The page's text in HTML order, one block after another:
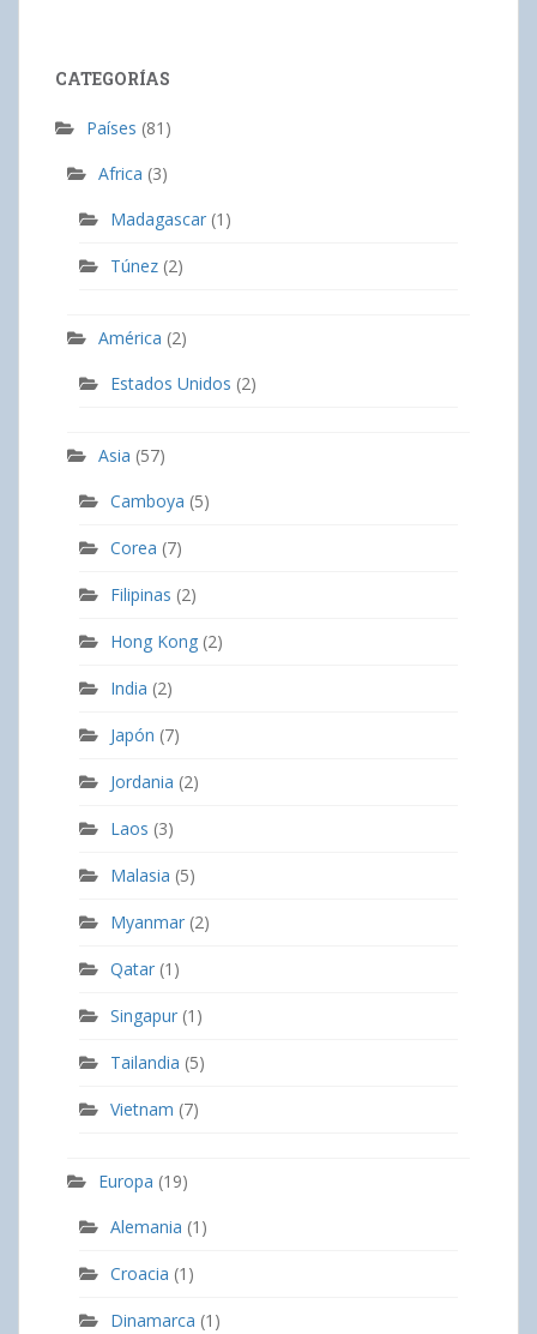
CATEGORÍAS
Países (81)
Africa (3)
Madagascar (1)
Túnez (2)
América (2)
Estados Unidos (2)
Asia (57)
Camboya (5)
Corea (7)
Filipinas (2)
Hong Kong (2)
India (2)
Japón (7)
Jordania (2)
Laos (3)
Malasia (5)
Myanmar (2)
Qatar (1)
Singapur (1)
Tailandia (5)
Vietnam (7)
Europa (19)
Alemania (1)
Croacia (1)
Dinamarca (1)